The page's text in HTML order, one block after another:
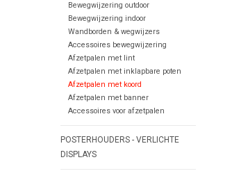
Bewegwijzering outdoor
Bewegwijzering indoor
Wandborden & wegwijzers
Accessoires bewegwijzering
Afzetpalen met lint
Afzetpalen met inklapbare poten
Afzetpalen met koord
Afzetpalen met banner
Accessoires voor afzetpalen
POSTERHOUDERS - VERLICHTE
DISPLAYS